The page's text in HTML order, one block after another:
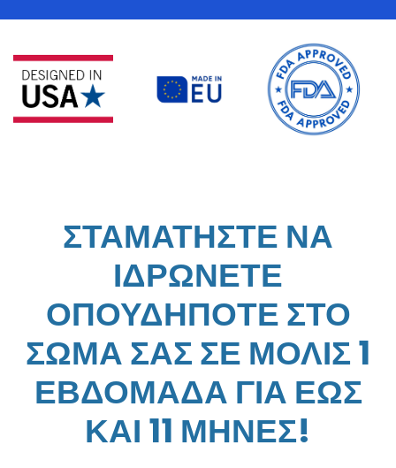
ΣΤΑΜΑΤΗΣΤΕ ΝΑ
ΙΔΡΩΝΕΤΕ
ΟΠΟΥΔΗΠΟΤΕ ΣΤΟ
ΣΩΜΑ ΣΑΣ ΣΕ ΜΟΛΙΣ 1
ΕΒΔΟΜΑΔΑ ΓΙΑ ΕΩΣ
ΚΑΙ 11 ΜΗΝΕΣ!